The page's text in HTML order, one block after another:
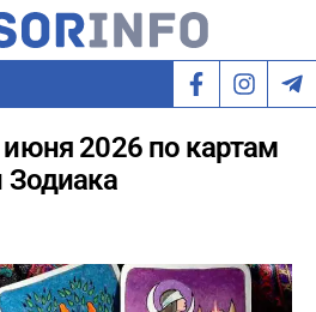
июня 2026 по картам
Зодиака